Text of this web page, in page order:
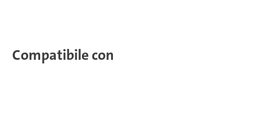
Compatibile con